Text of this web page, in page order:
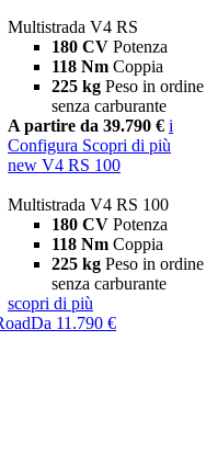
Multistrada V4 RS
180 CV Potenza
118 Nm Coppia
225 kg Peso in
senza carburante
A partire da 39.790 € i
Configura Scopri di più
new V4 RS 100
Multistrada V4 RS 100
180 CV Potenza
118 Nm Coppia
225 kg Peso in
senza carburante
scopri di più
Da 11.790 €